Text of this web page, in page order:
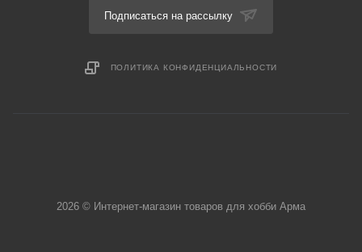
Подписаться на рассылку
ПОЛИТИКА КОНФИДЕНЦИАЛЬНОСТИ
2026 © Интернет-магазин товаров для хобби Арма